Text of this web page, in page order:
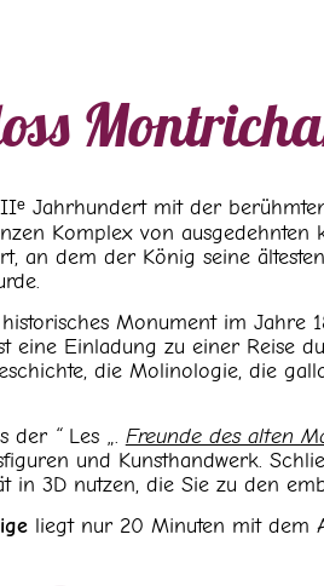
Jahrhundert mit der
Komplex von
an dem der König seine
Monument im Jahre
eine Einladung zu einer Reise
die Molinologie, die
der “ Les „. Freunde des alten
und Kunsthandwerk.
in 3D nutzen, die Sie zu den
liegt nur 20 Minuten mit dem